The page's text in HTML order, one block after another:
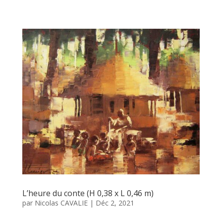
L’heure du conte (H 0,38 x L 0,46 m)
par Nicolas CAVALIE| Déc 2, 2021